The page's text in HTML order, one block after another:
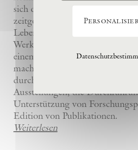
sich dem Verständnis und der
zeitgenössischer Kunst,
Lebenswerks von Anselm
Werke und die anderer Künstler
einem breiten Publikum in La
macht. Die Stiftung fördert
durch die Organisation von
Ausstellungen, die
Unterstützung von
Edition von Publikationen.
Weiterlesen